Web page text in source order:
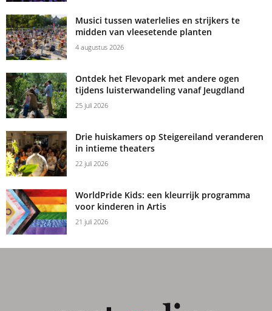
Musici tussen waterlelies en strijkers te
midden van vleesetende planten
4 augustus 2026
Ontdek het Flevopark met andere ogen
tijdens luisterwandeling vanaf Jeugdland
25 juli 2026
Drie huiskamers op Steigereiland veranderen
in intieme theaters
22 juli 2026
WorldPride Kids: een kleurrijk programma
voor kinderen in Artis
21 juli 2026